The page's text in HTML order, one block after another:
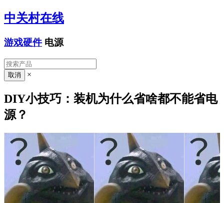
中关村在线
游戏硬件 电源
×
DIY小技巧：装机为什么省啥都不能省电
源？